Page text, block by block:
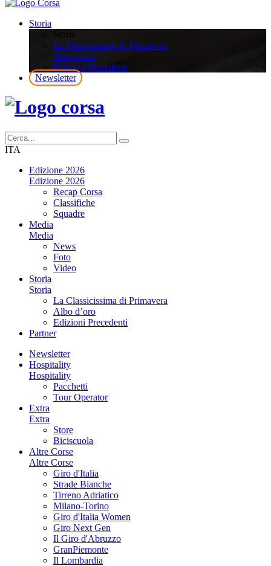
Storia
La Classicissima di Primavera
Albo d’oro
Edizioni Precedenti
Newsletter
ITA
Edizione 2026
Edizione 2026
Recap Corsa
Classifiche
Squadre
Media
Media
News
Foto
Video
Storia
Storia
La Classicissima di Primavera
Albo d’oro
Edizioni Precedenti
Partner
Newsletter
Hospitality
Hospitality
Pacchetti
Tour Operator
Extra
Extra
Store
Biciscuola
Altre Corse
Altre Corse
Giro d'Italia
Strade Bianche
Tirreno Adriatico
Milano-Torino
Giro d'Italia Women
Giro Next Gen
Il Giro d'Abruzzo
GranPiemonte
Il Lombardia